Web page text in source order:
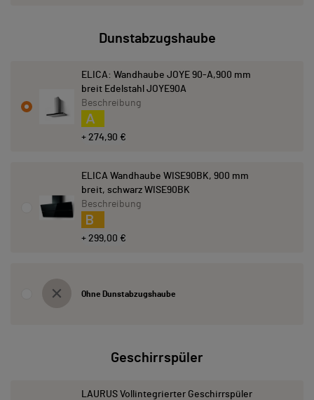
Dunstabzugshaube
ELICA: Wandhaube JOYE 90-A,900 mm
breit Edelstahl JOYE90A
+ 274,90 €
A
Beschreibung
ELICA Wandhaube WISE90BK, 900 mm
breit, schwarz WISE90BK
+ 299,00 €
B
Beschreibung
Ohne Dunstabzugshaube
Geschirrspüler
LAURUS Vollintegrierter Geschirrspüler